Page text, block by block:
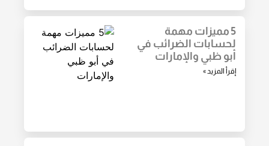
5 مميزات مهمة
لحسابات الضرائب في
أبو ظبي والإمارات
إقرأ المزيد »